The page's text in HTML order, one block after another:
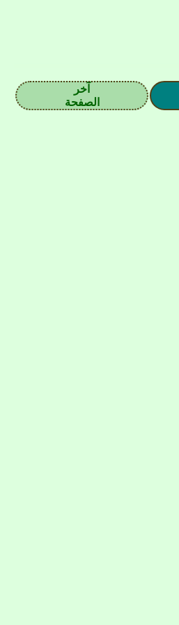
آخر
الصفحة